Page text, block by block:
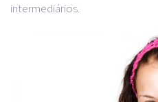
intermediários.